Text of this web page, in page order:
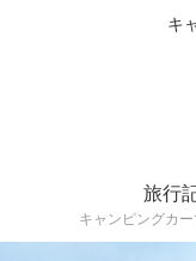
キ
旅行
キャンピングカ